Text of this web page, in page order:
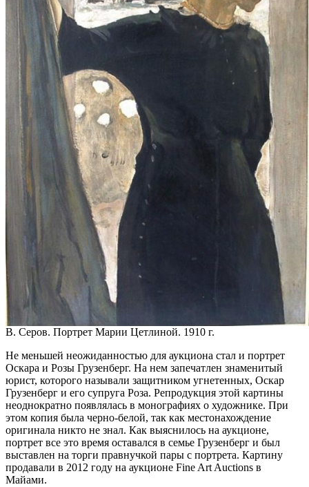
В. Серов. Портрет Марии Цетлиной. 1910 г.
Не меньшей неожиданностью для аукциона стал и портрет
Оскара и Розы Грузенберг. На нем запечатлен знаменитый
юрист, которого называли защитником угнетенных, Оскар
Грузенберг и его супруга Роза. Репродукция этой картины
неоднократно появлялась в монографиях о художнике. При
этом копия была черно-белой, так как местонахождение
оригинала никто не знал. Как выяснилось на аукционе,
портрет все это время оставался в семье Грузенберг и был
выставлен на торги правнучкой пары с портрета. Картину
продавали в 2012 году на аукционе Fine Art Auctions в
Майами.